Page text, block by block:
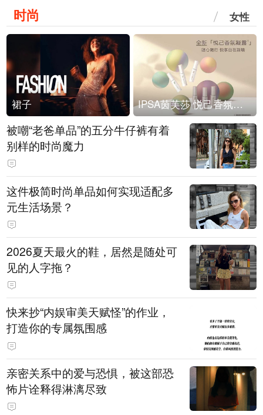
时尚 女性
裙子 IPSA茵芙莎 悦己香氛凝露上市
被嘲“老爸单品”的五分牛仔裤有着
别样的时尚魔力
这件极简时尚单品如何实现适配多
元生活场景？
2026夏天最火的鞋，居然是随处可
见的人字拖？
快来抄“内娱审美天赋怪”的作业，
打造你的专属氛围感
亲密关系中的爱与恐惧，被这部恐
怖片诠释得淋漓尽致